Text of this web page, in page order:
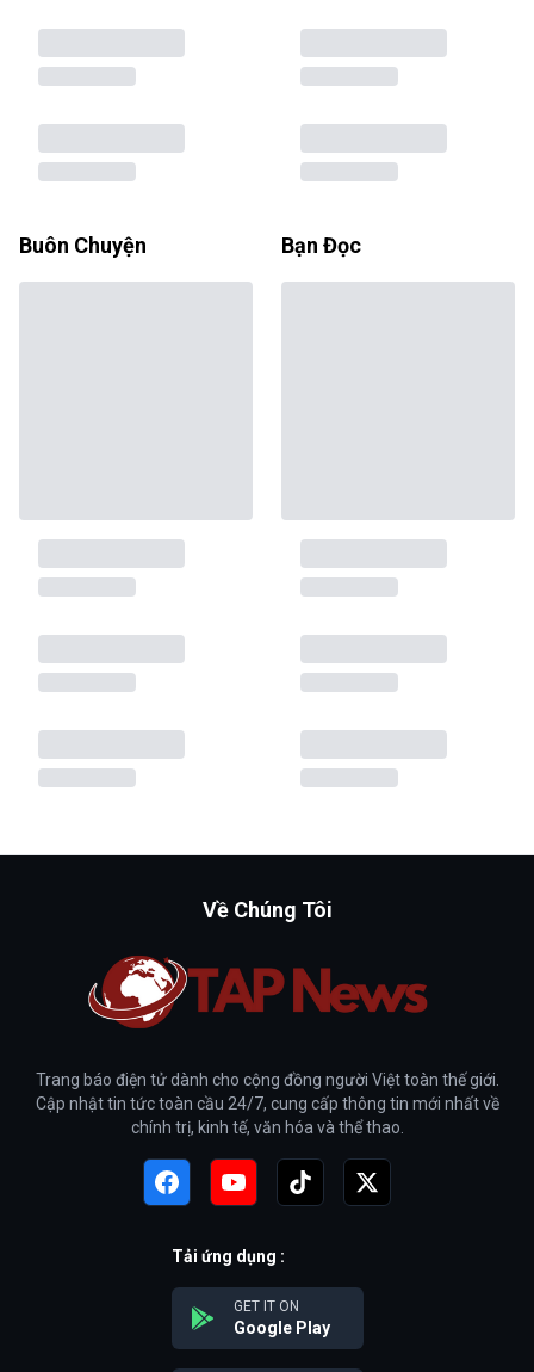
Buôn Chuyện Bạn Đọc
Về Chúng Tôi
Trang báo điện tử dành cho cộng đồng người Việt toàn thế giới.
Cập nhật tin tức toàn cầu 24/7, cung cấp thông tin mới nhất về
chính trị, kinh tế, văn hóa và thể thao.
Tải ứng dụng :
GET IT ON
Google Play